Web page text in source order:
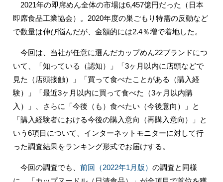
2021年の即席めん全体の市場は6,457億円だった（日本
即席食品工業協会）。2020年度の巣ごもり特需の反動など
で数量は伸び悩んだが、金額的には2.4％増で着地した。
今回は、当社が任意に選んだカップめん22ブランドにつ
いて、「知っている（認知）」「3ヶ月以内に店頭などで
見た（店頭接触）」「買って食べたことがある（購入経
験）」「最近3ヶ月以内に買って食べた（3ヶ月以内購
入）」、さらに「今後（も）食べたい（今後意向）」と
「購入経験者における今後の購入意向（再購入意向）」と
いう6項目について、インターネットモニターに対して行
った調査結果をランキング形式でお届けする。
今回の調査でも、前回（2022年1月版）の調査と同様